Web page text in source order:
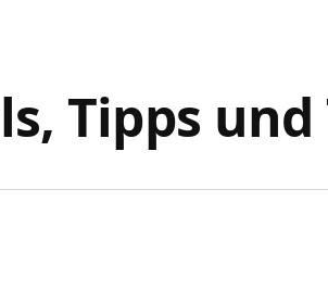
Tipps und